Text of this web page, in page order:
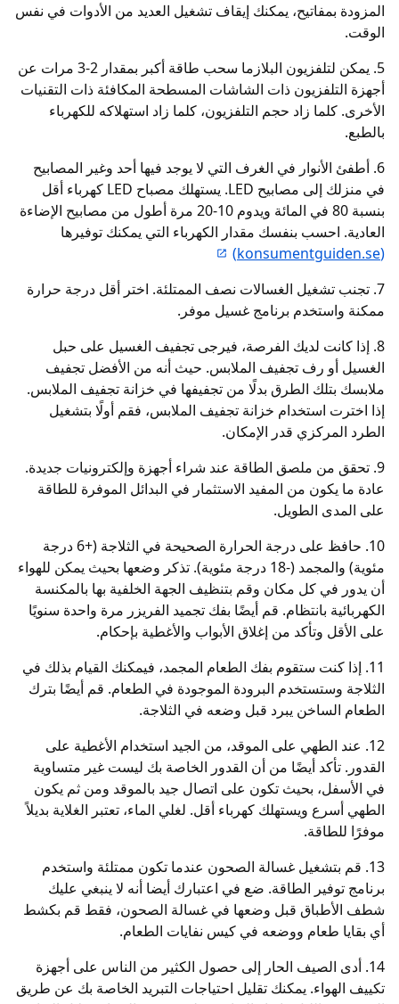
المزودة بمفاتيح، يمكنك إيقاف تشغيل العديد من الأدوات في نفس
الوقت.
5. يمكن لتلفزيون البلازما سحب طاقة أكبر بمقدار 2-3 مرات عن
أجهزة التلفزيون ذات الشاشات المسطحة المكافئة ذات التقنيات
الأخرى. كلما زاد حجم التلفزيون، كلما زاد استهلاكه للكهرباء
بالطبع.
6. أطفئ الأنوار في الغرف التي لا يوجد فيها أحد وغير المصابيح
في منزلك إلى مصابيح LED. يستهلك مصباح LED كهرباء أقل
بنسبة 80 في المائة ويدوم 10-20 مرة أطول من مصابيح الإضاءة
العادية. احسب بنفسك مقدار الكهرباء التي يمكنك توفيرها
(konsumentguiden.se)
7. تجنب تشغيل الغسالات نصف الممتلئة. اختر أقل درجة حرارة
ممكنة واستخدم برنامج غسيل موفر.
8. إذا كانت لديك الفرصة، فيرجى تجفيف الغسيل على حبل
الغسيل أو رف تجفيف الملابس. حيث أنه من الأفضل تجفيف
ملابسك بتلك الطرق بدلًا من تجفيفها في خزانة تجفيف الملابس.
إذا اخترت استخدام خزانة تجفيف الملابس، فقم أولًا بتشغيل
الطرد المركزي قدر الإمكان.
9. تحقق من ملصق الطاقة عند شراء أجهزة وإلكترونيات جديدة.
عادة ما يكون من المفيد الاستثمار في البدائل الموفرة للطاقة
على المدى الطويل.
10. حافظ على درجة الحرارة الصحيحة في الثلاجة (+6 درجة
مئوية) والمجمد (-18 درجة مئوية). تذكر وضعها بحيث يمكن للهواء
أن يدور في كل مكان وقم بتنظيف الجهة الخلفية بها بالمكنسة
الكهربائية بانتظام. قم أيضًا بفك تجميد الفريزر مرة واحدة سنويًا
على الأقل وتأكد من إغلاق الأبواب والأغطية بإحكام.
11. إذا كنت ستقوم بفك الطعام المجمد، فيمكنك القيام بذلك في
الثلاجة وستستخدم البرودة الموجودة في الطعام. قم أيضًا بترك
الطعام الساخن يبرد قبل وضعه في الثلاجة.
12. عند الطهي على الموقد، من الجيد استخدام الأغطية على
القدور. تأكد أيضًا من أن القدور الخاصة بك ليست غير متساوية
في الأسفل، بحيث تكون على اتصال جيد بالموقد ومن ثم يكون
الطهي أسرع ويستهلك كهرباء أقل. لغلي الماء، تعتبر الغلاية بديلاً
موفرًا للطاقة.
13. قم بتشغيل غسالة الصحون عندما تكون ممتلئة واستخدم
برنامج توفير الطاقة. ضع في اعتبارك أيضا أنه لا ينبغي عليك
شطف الأطباق قبل وضعها في غسالة الصحون، فقط قم بكشط
أي بقايا طعام ووضعه في كيس نفايات الطعام.
14. أدى الصيف الحار إلى حصول الكثير من الناس على أجهزة
تكييف الهواء. يمكنك تقليل احتياجات التبريد الخاصة بك عن طريق